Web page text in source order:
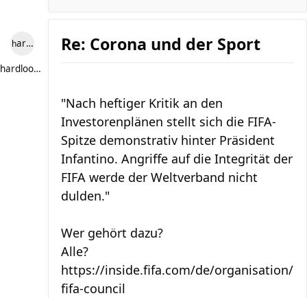
hardlooper
hardlooper
Re: Corona und der Sport
"Nach heftiger Kritik an den
Investorenplänen stellt sich die FIFA-
Spitze demonstrativ hinter Präsident
Infantino. Angriffe auf die Integrität der
FIFA werde der Weltverband nicht
dulden."
Wer gehört dazu?
Alle?
https://inside.fifa.com/de/organisation/
fifa-council